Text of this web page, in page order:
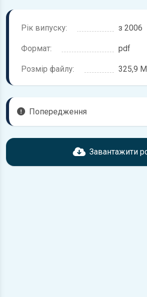
Рік випуску: з 2006
Формат: pdf
Розмір файлу: 325,9
Попередження
Перед завантаженням ознайомтесь з
Ford Galaxy, що надані в книзі. Можливі
Завантажити